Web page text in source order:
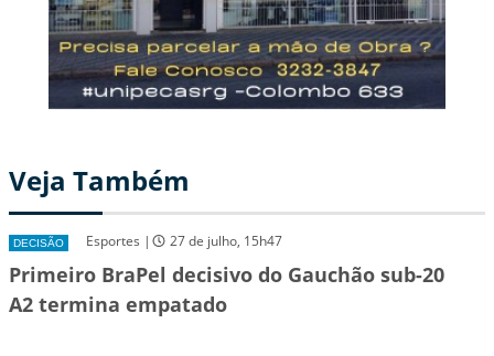
Veja Também
DECISÃO Esportes | 27 de julho, 15h47
Primeiro BraPel decisivo do Gauchão sub-20
A2 termina empatado